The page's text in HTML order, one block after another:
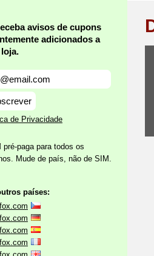
avisos de cupons
adicionados a
de Privacidade
pré-paga para todos os
Mude de país, não de SIM.
países: